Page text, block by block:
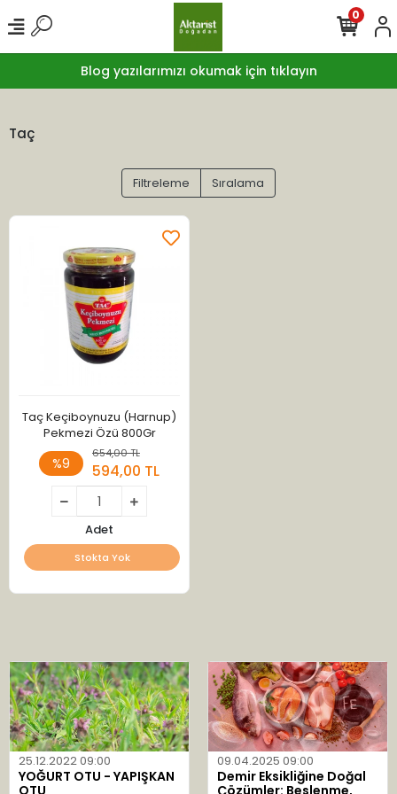
Blog yazılarımızı okumak için tıklayın
0
Taç
Filtreleme Sıralama
Taç Keçiboynuzu (Harnup)
Pekmezi Özü 800Gr
%9
654,00 TL
594,00 TL
Adet
Stokta Yok
25.12.2022 09:00
YOĞURT OTU - YAPIŞKAN
OTU
09.04.2025 09:00
Demir Eksikliğine Doğal
Çözümler: Beslenme,